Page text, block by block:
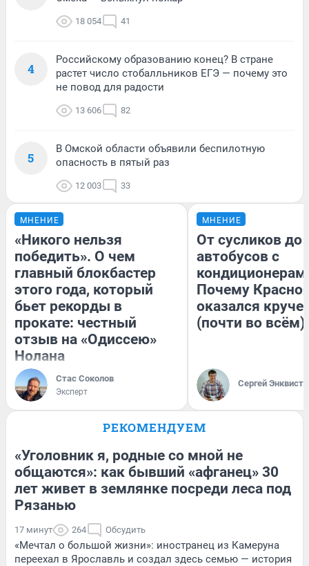
18 054 41
4
Российскому образованию конец? В стране
растет число стобалльников ЕГЭ — почему это
не повод для радости
13 606 82
5
В Омской области объявили беспилотную
опасность в пятый раз
12 003 33
МНЕНИЕ
«Никого нельзя
победить». О чем
главный блокбастер
этого года, который
бьет рекорды в
прокате: честный
отзыв на «Одиссею»
Нолана
Стас Соколов
Эксперт
МНЕНИЕ
От сусликов до
автобусов с
Почему
оказался
(почти во всём)
Сергей Энквист
РЕКОМЕНДУЕМ
«Уголовник я, родные со мной не
общаются»: как бывший «афганец» 30
лет живет в землянке посреди леса под
Рязанью
17 минут 264 Обсудить
«Мечтал о большой жизни»: иностранец из Камеруна
переехал в Ярославль и создал здесь семью — история